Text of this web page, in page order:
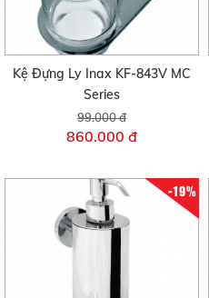
Kệ Đựng Ly Inax KF-843V MC
Series
99.000 đ
860.000 đ
-19%